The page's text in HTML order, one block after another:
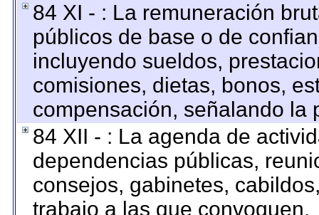
84 XI - : La remuneración
públicos de base o de
incluyendo sueldos,
comisiones, dietas, bonos,
compensación, señalando la
84 XII - : La agenda de
dependencias públicas,
consejos, gabinetes,
trabajo a las que convoquen.